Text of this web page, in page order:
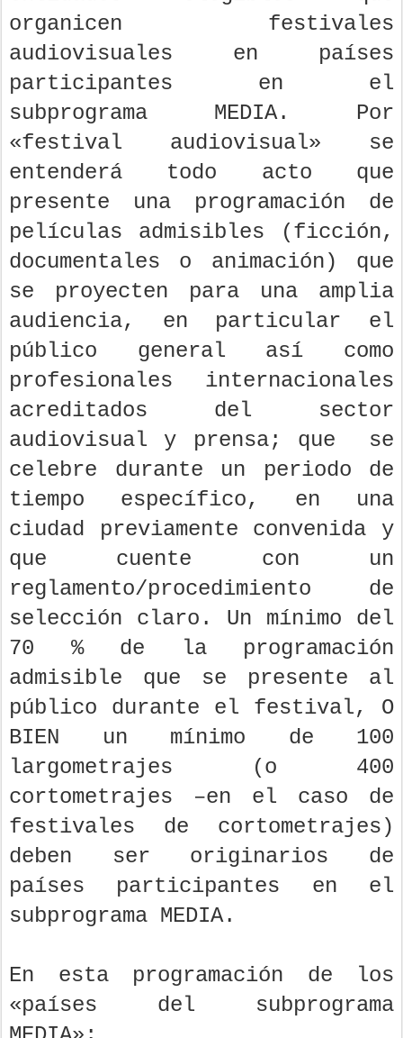
organicen festivales
audiovisuales en países
participantes en el
subprograma MEDIA. Por
«festival audiovisual» se
entenderá todo acto que
presente una programación de
películas admisibles (ficción,
documentales o animación) que
se proyecten para una amplia
audiencia, en particular el
público general así como
profesionales internacionales
acreditados del sector
audiovisual y prensa; que se
celebre durante un periodo de
tiempo específico, en una
ciudad previamente convenida y
que cuente con un
reglamento/procedimiento de
selección claro. Un mínimo del
70 % de la programación
admisible que se presente al
público durante el festival, O
BIEN un mínimo de 100
largometrajes (o 400
cortometrajes –en el caso de
festivales de cortometrajes)
deben ser originarios de
países participantes en el
subprograma MEDIA.
En esta programación de los
«países del subprograma